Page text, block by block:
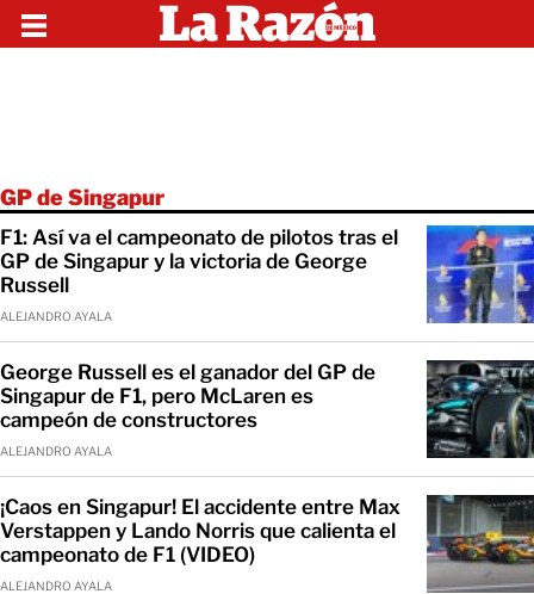
GP de Singapur
F1: Así va el campeonato de pilotos tras el
GP de Singapur y la victoria de George
Russell
ALEJANDRO AYALA
George Russell es el ganador del GP de
Singapur de F1, pero McLaren es
campeón de constructores
ALEJANDRO AYALA
¡Caos en Singapur! El accidente entre Max
Verstappen y Lando Norris que calienta el
campeonato de F1 (VIDEO)
ALEJANDRO AYALA